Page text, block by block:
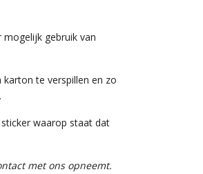
gebruik van
te verspillen en zo
.
waarop staat dat
met ons opneemt.